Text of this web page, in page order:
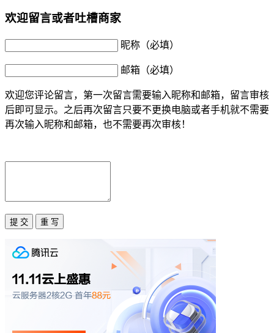
欢迎留言或者吐槽商家
昵称（必填）
邮箱（必填）
欢迎您评论留言，第一次留言需要输入昵称和邮箱，留言审核
后即可显示。之后再次留言只要不更换电脑或者手机就不需要
再次输入昵称和邮箱，也不需要再次审核！